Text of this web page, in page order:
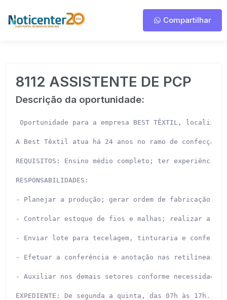
Compartilhar
8112 ASSISTENTE DE PCP
Descrição da oportunidade:
Oportunidade para a empresa BEST TÊXTIL,
A Best Têxtil atua há 24 anos no ramo de confecção
REQUISITOS: Ensino médio completo; ter experiência
RESPONSABILIDADES:
- Planejar a produção; gerar ordem de fabricação;
- Controlar estoque de fios e malhas; realizar a
- Enviar lote para tecelagem, tinturaria e conferir
- Efetuar a conferência e anotação nas retilíneas
- Auxiliar nos demais setores conforme necessidade.
EXPEDIENTE: De segunda a quinta, das 07h às 17h.